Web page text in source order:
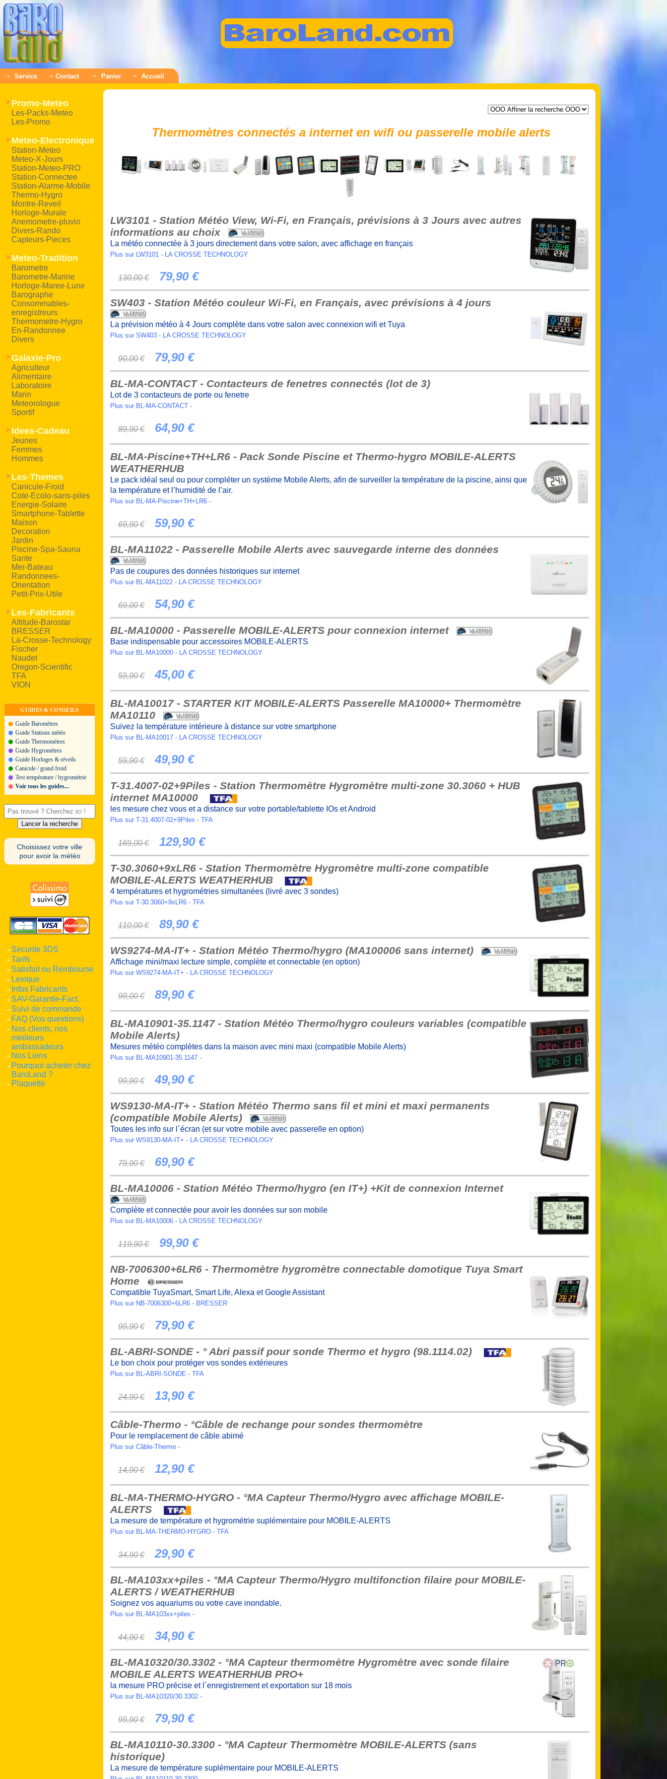
Service Contact Panier Accueil
Promo-Meteo
Les-Packs-Meteo
Les-Promo
Meteo-Electronique
Station-Meteo
Meteo-X-Jours
Station-Meteo-PRO
Station-Connectee
Station-Alarme-Mobile
Thermo-Hygro
Montre-Reveil
Horloge-Murale
Anemometre-pluvio
Divers-Rando
Capteurs-Pieces
Meteo-Tradition
Barometre
Barometre-Marine
Horloge-Maree-Lune
Barographe
Consommables-
enregistreurs
Thermometre-Hygro
En-Randonnee
Divers
Galaxie-Pro
Agriculteur
Alimentaire
Laboratoire
Marin
Meteorologue
Sportif
Idees-Cadeau
Jeunes
Femmes
Hommes
Les-Themes
Canicule-Froid
Cote-Ecolo-sans-piles
Energie-Solaire
Smartphone-Tablette
Maison
Decoration
Jardin
Piscine-Spa-Sauna
Sante
Mer-Bateau
Randonnees-
Orientation
Petit-Prix-Utile
Les-Fabricants
Altitude-Barostar
BRESSER
La-Crosse-Technology
Fischer
Naudet
Oregon-Scientific
TFA
VION
GUIDES & CONSEILS
Guide Baromètres
Guide Stations météo
Guide Thermomètres
Guide Hygromètres
Guide Horloges & réveils
Canicule / grand froid
Test température / hygrométrie
Voir tous les guides...
Choisissez votre ville
pour avoir la météo
Securite 3DS
Tarifs
Satisfait ou Rembourse
Lexique
Infos Fabricants
SAV-Garantie-Fact.
Suivi de commande
FAQ (Vos questions)
Nos clients, nos
meilleurs
ambassadeurs
Nos Liens
Pourquoi acheter chez
BaroLand ?
Plaquette
Thermomètres connectés a internet en wifi ou passerelle mobile alerts
LW3101 - Station Météo View, Wi-Fi, en Français, prévisions à 3 Jours avec autres
informations au choix
La météo connectée à 3 jours directement dans votre salon, avec affichage en français
Plus sur LW3101 - LA CROSSE TECHNOLOGY
130,00 € 79,90 €
SW403 - Station Météo couleur Wi-Fi, en Français, avec prévisions à 4 jours
La prévision météo à 4 Jours complète dans votre salon avec connexion wifi et Tuya
Plus sur SW403 - LA CROSSE TECHNOLOGY
90,00 € 79,90 €
BL-MA-CONTACT - Contacteurs de fenetres connectés (lot de 3)
Lot de 3 contacteurs de porte ou fenetre
Plus sur BL-MA-CONTACT -
89,90 € 64,90 €
BL-MA-Piscine+TH+LR6 - Pack Sonde Piscine et Thermo-hygro MOBILE-ALERTS
WEATHERHUB
Le pack idéal seul ou pour compléter un système Mobile Alerts, afin de surveiller la température de la piscine, ainsi que
la température et l’humidité de l’air.
Plus sur BL-MA-Piscine+TH+LR6 -
69,90 € 59,90 €
BL-MA11022 - Passerelle Mobile Alerts avec sauvegarde interne des données
Pas de coupures des données historiques sur internet
Plus sur BL-MA11022 - LA CROSSE TECHNOLOGY
69,00 € 54,90 €
BL-MA10000 - Passerelle MOBILE-ALERTS pour connexion internet
Base indispensable pour accessoires MOBILE-ALERTS
Plus sur BL-MA10000 - LA CROSSE TECHNOLOGY
59,90 € 45,00 €
BL-MA10017 - STARTER KIT MOBILE-ALERTS Passerelle MA10000+ Thermomètre
MA10110
Suivez la température intérieure à distance sur votre smartphone
Plus sur BL-MA10017 - LA CROSSE TECHNOLOGY
59,90 € 49,90 €
T-31.4007-02+9Piles - Station Thermomètre Hygromètre multi-zone 30.3060 + HUB
internet MA10000
les mesure chez vous et a distance sur votre portable/tablette IOs et Android
Plus sur T-31.4007-02+9Piles - TFA
169,00 € 129,90 €
T-30.3060+9xLR6 - Station Thermomètre Hygromètre multi-zone compatible
MOBILE-ALERTS WEATHERHUB
4 températures et hygrométries simultanées (livré avec 3 sondes)
Plus sur T-30.3060+9xLR6 - TFA
110,00 € 89,90 €
WS9274-MA-IT+ - Station Météo Thermo/hygro (MA100006 sans internet)
Affichage mini/maxi lecture simple, complète et connectable (en option)
Plus sur WS9274-MA-IT+ - LA CROSSE TECHNOLOGY
99,00 € 89,90 €
BL-MA10901-35.1147 - Station Météo Thermo/hygro couleurs variables (compatible
Mobile Alerts)
Mesures météo complètes dans la maison avec mini maxi (compatible Mobile Alerts)
Plus sur BL-MA10901-35.1147 -
99,90 € 49,90 €
WS9130-MA-IT+ - Station Météo Thermo sans fil et mini et maxi permanents
(compatible Mobile Alerts)
Toutes les info sur l´écran (et sur votre mobile avec passerelle en option)
Plus sur WS9130-MA-IT+ - LA CROSSE TECHNOLOGY
79,90 € 69,90 €
BL-MA10006 - Station Météo Thermo/hygro (en IT+) +Kit de connexion Internet
Complète et connectée pour avoir les données sur son mobile
Plus sur BL-MA10006 - LA CROSSE TECHNOLOGY
119,90 € 99,90 €
NB-7006300+6LR6 - Thermomètre hygromètre connectable domotique Tuya Smart
Home
Compatible TuyaSmart, Smart Life, Alexa et Google Assistant
Plus sur NB-7006300+6LR6 - BRESSER
99,90 € 79,90 €
BL-ABRI-SONDE - ° Abri passif pour sonde Thermo et hygro (98.1114.02)
Le bon choix pour protéger vos sondes extérieures
Plus sur BL-ABRI-SONDE - TFA
24,90 € 13,90 €
Câble-Thermo - °Câble de rechange pour sondes thermomètre
Pour le remplacement de câble abimé
Plus sur Câble-Thermo -
14,90 € 12,90 €
BL-MA-THERMO-HYGRO - °MA Capteur Thermo/Hygro avec affichage MOBILE-
ALERTS
La mesure de température et hygrométrie suplémentaire pour MOBILE-ALERTS
Plus sur BL-MA-THERMO-HYGRO - TFA
34,90 € 29,90 €
BL-MA103xx+piles - °MA Capteur Thermo/Hygro multifonction filaire pour MOBILE-
ALERTS / WEATHERHUB
Soignez vos aquariums ou votre cave inondable.
Plus sur BL-MA103xx+piles -
44,90 € 34,90 €
BL-MA10320/30.3302 - °MA Capteur thermomètre Hygromètre avec sonde filaire
MOBILE ALERTS WEATHERHUB PRO+
la mesure PRO précise et l´enregistrement et exportation sur 18 mois
Plus sur BL-MA10320/30.3302 -
99,90 € 79,90 €
BL-MA10110-30.3300 - °MA Capteur Thermomètre MOBILE-ALERTS (sans
historique)
La mesure de température suplémentaire pour MOBILE-ALERTS